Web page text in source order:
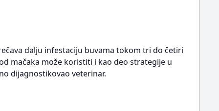
dalju infestaciju buvama tokom tri do četiri
mačaka može koristiti i kao deo strategije u
dijagnostikovao veterinar.